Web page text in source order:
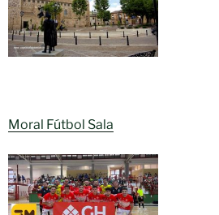
Moral Fútbol Sala